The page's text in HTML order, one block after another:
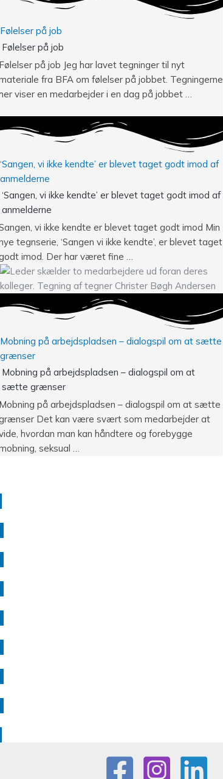
Følelser på job
Følelser på job
på job Jeg har lavet tegninger til nyt
fra BFA om følelser på jobbet. Tegningerne
viser en medarbejder i en dag på jobbet …
‘Sangen, vi ikke kendte’ er blevet taget godt imod af
anmelderne
‘Sangen, vi ikke kendte’ er blevet taget godt imod af
anmelderne
vi ikke kendte er blevet taget godt imod Min
tegnserie, ‘Sangen vi ikke kendte’, er blevet taget
imod. Der har været fine …
Mobning på arbejdspladsen – dialogspil om at sætte
grænser
Mobning på arbejdspladsen – dialogspil om at
sætte grænser
på arbejdspladsen – dialogspil om at sætte
Det kan være svært som medarbejder at
hvordan man kan håndtere og forebygge
seksual …